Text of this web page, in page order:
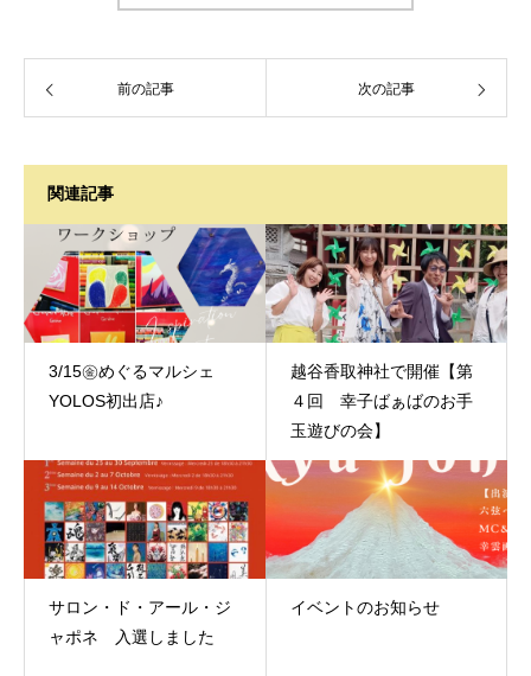
前の記事 次の記事
関連記事
3/15㊎めぐるマルシェ
YOLOS初出店♪
越谷香取神社で開催【第
４回 幸子ばぁばのお手
玉遊びの会】
サロン・ド・アール・ジ
ャポネ 入選しました
イベントのお知らせ